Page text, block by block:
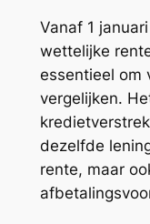
Vanaf 1
wettelijke
essentieel om
vergelijken.
dezelfde
rente, maar